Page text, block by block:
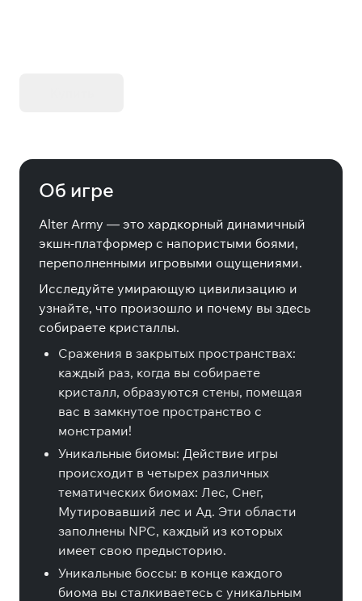
Об игре
Alter Army — это хардкорный динамичный
экшн-платформер с напористыми боями,
переполненными игровыми ощущениями.
Исследуйте умирающую цивилизацию и
узнайте, что произошло и почему вы здесь
собираете кристаллы.
Сражения в закрытых пространствах:
каждый раз, когда вы собираете
кристалл, образуются стены, помещая
вас в замкнутое пространство с
монстрами!
Уникальные биомы: Действие игры
происходит в четырех различных
тематических биомах: Лес, Снег,
Мутировавший лес и Ад. Эти области
заполнены NPC, каждый из которых
имеет свою предысторию.
Уникальные боссы: в конце каждого
биома вы сталкиваетесь с уникальным